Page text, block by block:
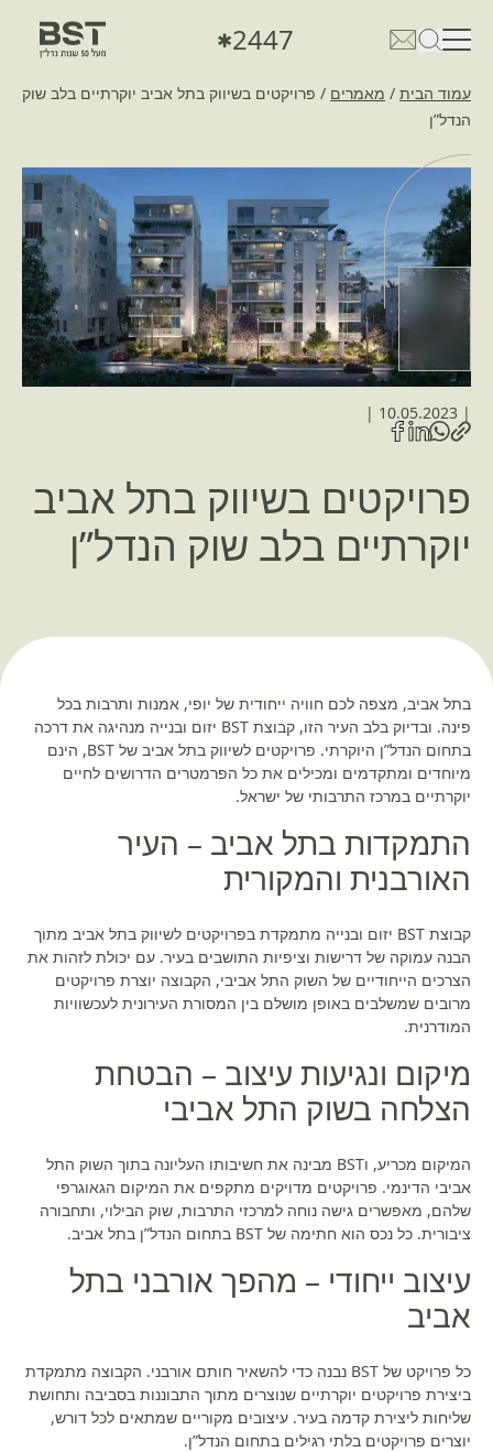
פתיחת טופס חיפוש
פתח את דף פרטי הקשר
2447
✱
עמוד הבית / מאמרים / פרויקטים בשיווק בתל אביב יוקרתיים בלב שוק
הנדל”ן
|
10.05.2023
|
פרויקטים בשיווק בתל אביב
יוקרתיים בלב שוק הנדל”ן
בתל אביב, מצפה לכם חוויה ייחודית של יופי, אמנות ותרבות בכל
פינה. ובדיוק בלב העיר הזו, קבוצת BST יזום ובנייה מנהיגה את דרכה
בתחום הנדל”ן היוקרתי. פרויקטים לשיווק בתל אביב של BST, הינם
מיוחדים ומתקדמים ומכילים את כל הפרמטרים הדרושים לחיים
יוקרתיים במרכז התרבותי של ישראל.
התמקדות בתל אביב – העיר
האורבנית והמקורית
קבוצת BST יזום ובנייה מתמקדת בפרויקטים לשיווק בתל אביב מתוך
הבנה עמוקה של דרישות וציפיות התושבים בעיר. עם יכולת לזהות את
הצרכים הייחודיים של השוק התל אביבי, הקבוצה יוצרת פרויקטים
מרובים שמשלבים באופן מושלם בין המסורת העירונית לעכשוויות
המודרנית.
מיקום ונגיעות עיצוב – הבטחת
הצלחה בשוק התל אביבי
המיקום מכריע, וBST מבינה את חשיבותו העליונה בתוך השוק התל
אביבי הדינמי. פרויקטים מדויקים מתקפים את המיקום הגאוגרפי
שלהם, מאפשרים גישה נוחה למרכזי התרבות, שוק הבילוי, ותחבורה
ציבורית. כל נכס הוא חתימה של BST בתחום הנדל”ן בתל אביב.
עיצוב ייחודי – מהפך אורבני בתל
אביב
כל פרויקט של BST נבנה כדי להשאיר חותם אורבני. הקבוצה מתמקדת
ביצירת פרויקטים יוקרתיים שנוצרים מתוך התבוננות בסביבה ותחושת
שליחות ליצירת קדמה בעיר. עיצובים מקוריים שמתאים לכל דורש,
יוצרים פרויקטים בלתי רגילים בתחום הנדל”ן.